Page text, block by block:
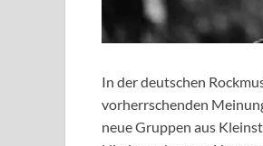
In der deutschen
vorherrschenden
neue Gruppen aus